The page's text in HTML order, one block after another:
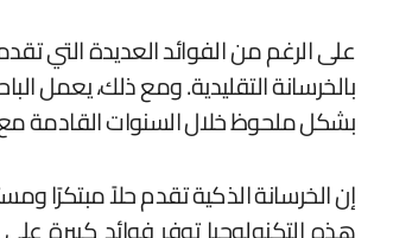
على الرغم من الفوائد العديدة التي
بالخرسانة التقليدية. ومع ذلك، يعمل
بشكل ملحوظ خلال السنوات القادمة مع
إن الخرسانة الذكية تقدم حلاً مبتكرًا